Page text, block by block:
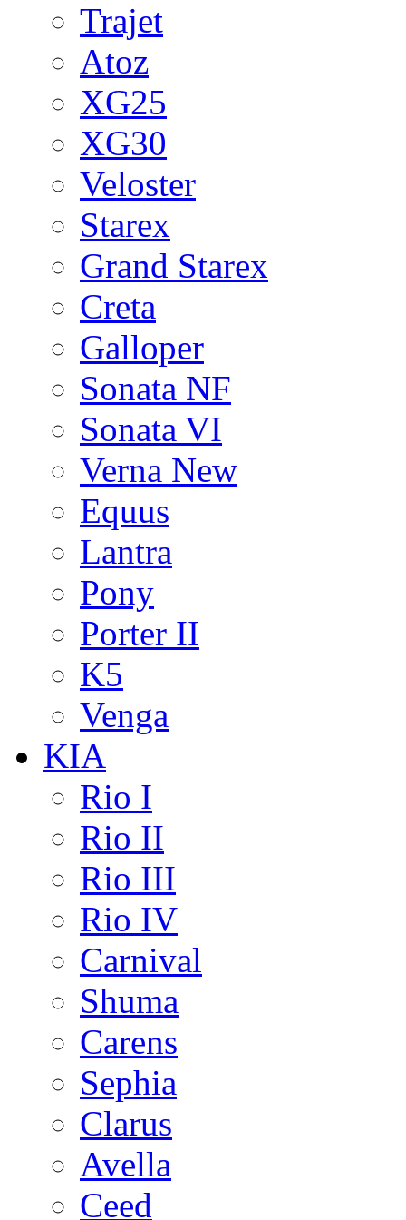
Trajet
Atoz
XG25
XG30
Veloster
Starex
Grand Starex
Creta
Galloper
Sonata NF
Sonata VI
Verna New
Equus
Lantra
Pony
Porter II
K5
Venga
KIA
Rio I
Rio II
Rio III
Rio IV
Carnival
Shuma
Carens
Sephia
Clarus
Avella
Ceed